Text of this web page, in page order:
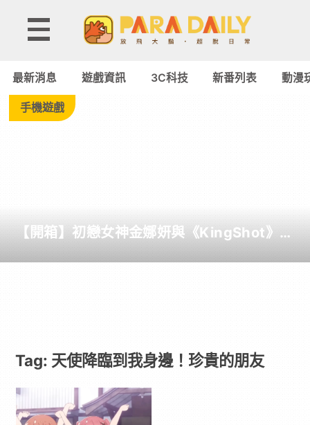
Tag:
使
到
我
珍
貴
最新消息 遊戲資訊 3C科技 新番列表 動漫
手機遊戲
【開箱】初戀女神金娜妍與《KingShot》再
Tag: 天使降臨到我身邊！珍貴的朋友